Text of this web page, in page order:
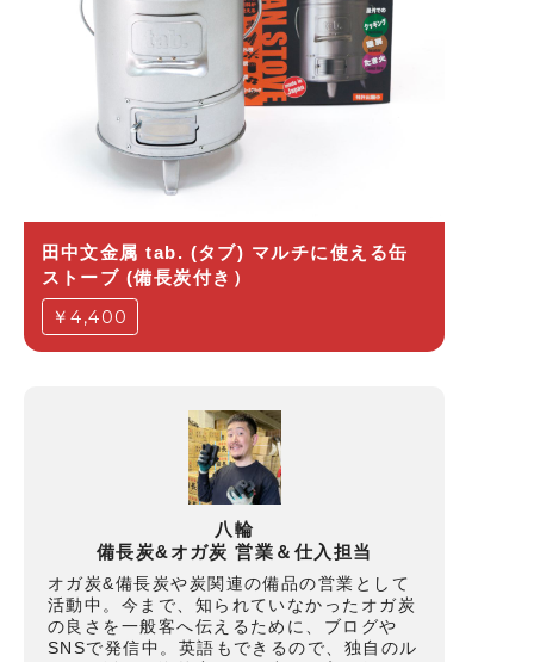
田中文金属 tab. (タブ) マルチに使える缶
ストーブ (備長炭付き）
￥4,400
八輪
備長炭&オガ炭 営業＆仕入担当
オガ炭&備長炭や炭関連の備品の営業として
活動中。今まで、知られていなかったオガ炭
の良さを一般客へ伝えるために、ブログや
SNSで発信中。英語もできるので、独自のル